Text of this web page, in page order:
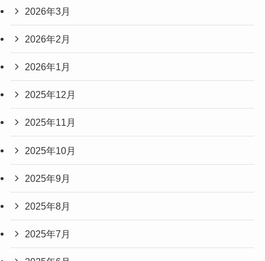
2026年3月
2026年2月
2026年1月
2025年12月
2025年11月
2025年10月
2025年9月
2025年8月
2025年7月